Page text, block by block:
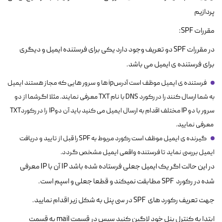
پردازیم
مقررات SPF:
در مقررات SPF دو تعریف وجود دارد یکی برای فرستنده ایمیل و دیگری
برای فرستنده ی ایمیل می باشد.
فرستنده ی ایمیل موظف است آدرسip ها و سرور هایی که مجاز هستند ایمیل
به شما ارسال کنند را در رکورد DNS با نام TXT معرفی نمایند. مثلا اگرشما از دو
سرور با دو IP مختلف اقدام به ارسال ایمیل می کنید باید آن دوIP را در رکوردTXT
معرفی نمایید.
گیرنده ی ایمیل موظف است رکورد مربوط به SPF را قبل از تایید و دریافت
ایمیل بررسی نماید تا فرستنده واقعی ایمیل مشخص گردد.
در این حالت اگر یک ایمیل جعلی فرستاده شده باشد IP آن با IP معرفی
شده در رکورد SPF مطابقت نمیکند و قطعا جعلی و اسپم است.
جهت تعریف رکورد های SPF در سی پنل به شکل زیر اقدام نمایید.
ابتدا به کنترل پنل خود لاگین کنید سپس در قسمت mail به قسمت